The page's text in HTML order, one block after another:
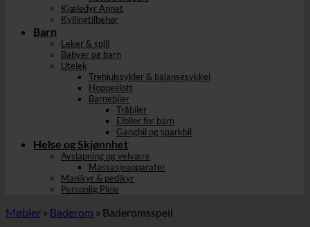
Kjæledyr Annet
Kyllingtilbehør
Barn
Leker & spill
Babyer og barn
Utelek
Trehjulssykler & balansesykkel
Hoppeslott
Barnebiler
Tråbiler
Elbiler for barn
Gangbil og sparkbil
Helse og Skjønnhet
Avslapning og velvære
Massasjeapparater
Manikyr & pedikyr
Personlig Pleie
Møbler » Baderom » Baderomsspeil